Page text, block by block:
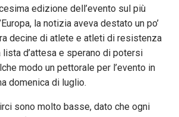
edizione dell’evento sul più
la notizia aveva destato un po’
decine di atlete e atleti di resistenza
d’attesa e sperano di potersi
modo un pettorale per l’evento in
domenica di luglio.
sono molto basse, dato che ogni